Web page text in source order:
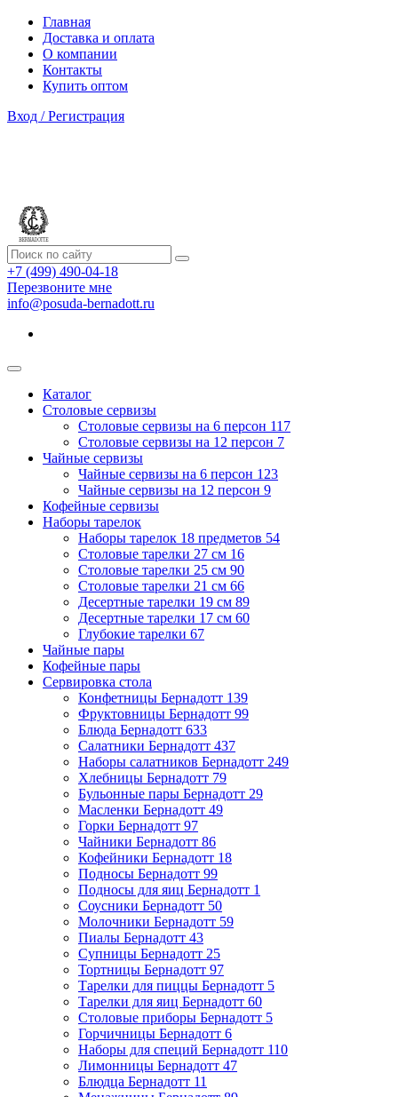
Главная
Доставка и оплата
О компании
Контакты
Купить оптом
Вход / Регистрация
+7 (499) 490-04-18
Перезвоните мне
info@posuda-bernadott.ru
Каталог
Столовые сервизы
Столовые сервизы на 6 персон 117
Столовые сервизы на 12 персон 7
Чайные сервизы
Чайные сервизы на 6 персон 123
Чайные сервизы на 12 персон 9
Кофейные сервизы
Наборы тарелок
Наборы тарелок 18 предметов 54
Столовые тарелки 27 см 16
Столовые тарелки 25 см 90
Столовые тарелки 21 см 66
Десертные тарелки 19 см 89
Десертные тарелки 17 см 60
Глубокие тарелки 67
Чайные пары
Кофейные пары
Сервировка стола
Конфетницы Бернадотт 139
Фруктовницы Бернадотт 99
Блюда Бернадотт 633
Салатники Бернадотт 437
Наборы салатников Бернадотт 249
Хлебницы Бернадотт 79
Бульонные пары Бернадотт 29
Масленки Бернадотт 49
Горки Бернадотт 97
Чайники Бернадотт 86
Кофейники Бернадотт 18
Подносы Бернадотт 99
Подносы для яиц Бернадотт 1
Соусники Бернадотт 50
Молочники Бернадотт 59
Пиалы Бернадотт 43
Супницы Бернадотт 25
Тортницы Бернадотт 97
Тарелки для пиццы Бернадотт 5
Тарелки для яиц Бернадотт 60
Столовые приборы Бернадотт 5
Горчичницы Бернадотт 6
Наборы для специй Бернадотт 110
Лимонницы Бернадотт 47
Блюдца Бернадотт 11